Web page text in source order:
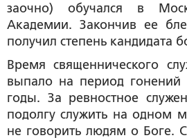
заочно) обучался в
Академии. Закончив ее
получил степень кандидата
Время священнического
выпало на период
годы. За ревностное
подолгу служить на одном
не говорить людям о Боге.